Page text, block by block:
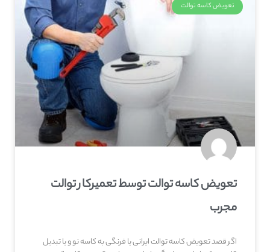
تعویض کاسه توالت
تعویض کاسه توالت توسط تعمیرکار توالت
مجرب
اگر قصد تعویض کاسه توالت ایرانی یا فرنگی به کاسه نو و یا تبدیل